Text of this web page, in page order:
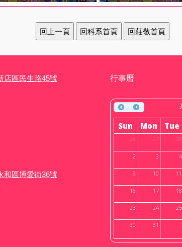
店區民生路45號
和區博愛街36號
行事曆
Sun Mon Tue
26 27 28
2 3 4
9 10 11
16 17 18
23 24 25
30 31 1